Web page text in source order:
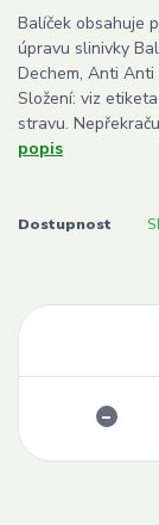
Balíček obsahuje
úpravu slinivky
Dechem, Anti Anti
Složení: viz
stravu.
popis
Dostupnost